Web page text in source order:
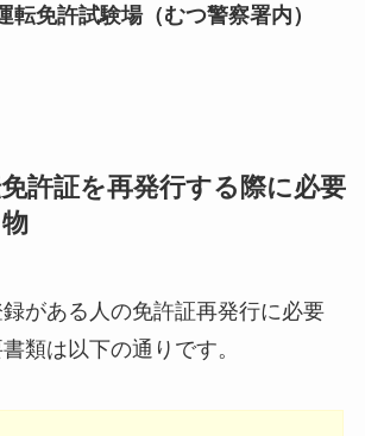
転免許試験場（むつ警察署内）
許証を再発行する際に必要
がある人の免許証再発行に必要
類は以下の通りです。